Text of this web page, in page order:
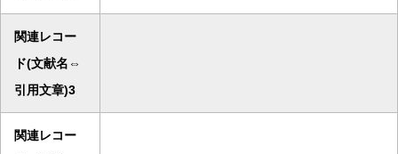
関連レコー
ド(文献名⇔
引用文章)3
関連レコー